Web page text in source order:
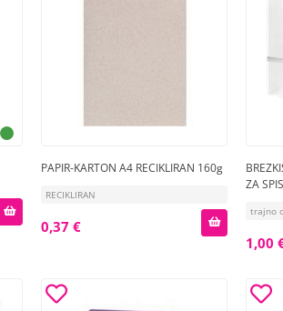
PAPIR-KARTON A4 RECIKLIRAN 160g
RECIKLIRAN
0,37 €
ZA SPIS
trajno
1,00